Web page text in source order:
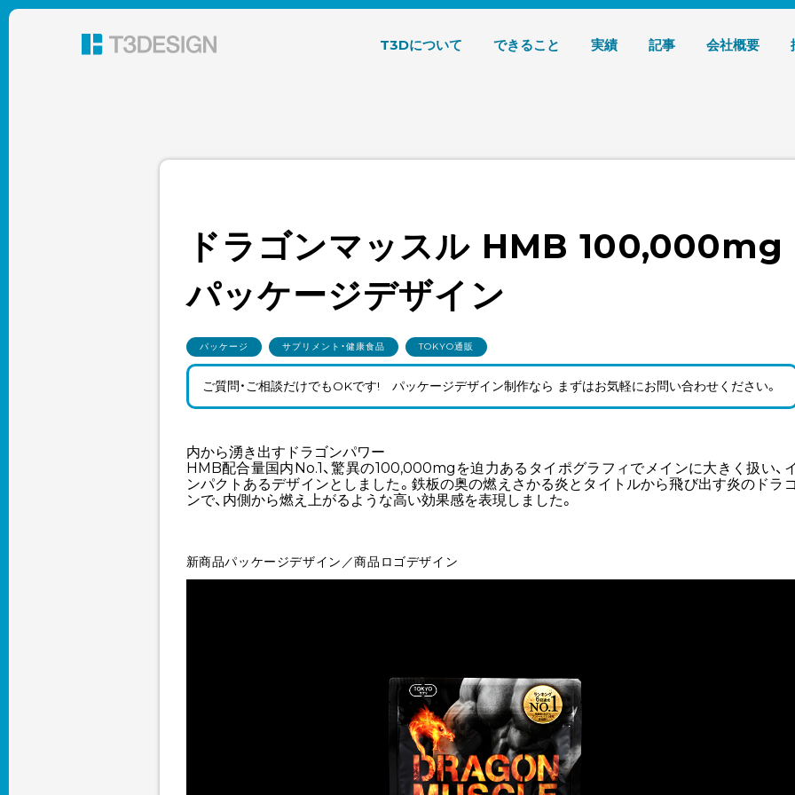
東京都渋谷のパッケージデザイン・グラフィックデザイン 株式会社T3デザイン
T3Dについて できること 実績 記事 会社概要
ドラゴンマッスル HMB 100,000mg
パッケージデザイン
パッケージ サプリメント・健康食品 TOKYO通販
ご質問・ご相談だけでもOKです! パッケージデザイン制作なら まずはお気軽にお問い合わせください。
内から湧き出すドラゴンパワー
HMB配合量国内No.1、驚異の100,000mgを迫力あるタイポグラフィでメインに大きく扱い、
ンパクトあるデザインとしました。鉄板の奥の燃えさかる炎とタイトルから飛び出す炎のドラ
ンで、内側から燃え上がるような高い効果感を表現しました。
新商品パッケージデザイン／商品ロゴデザイン